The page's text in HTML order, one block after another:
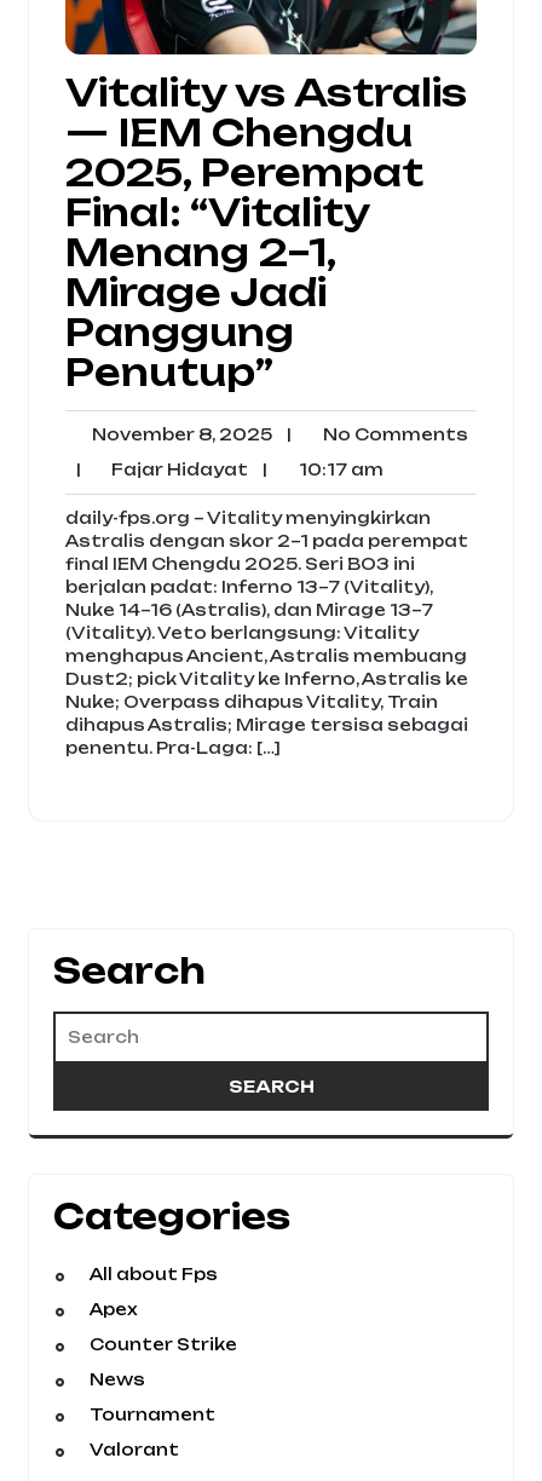
Vitality vs Astralis
— IEM Chengdu
2025, Perempat
Final: “Vitality
Menang 2–1,
Mirage Jadi
Panggung
Penutup”
November 8, 2025November
2025
| No CommentsNo
| Fajar Hidayat Fajar
Hidayat
| 10:17 am10:17
am
daily-fps.org – Vitality menyingkirkan
Astralis dengan skor 2–1 pada perempat
final IEM Chengdu 2025. Seri BO3 ini
berjalan padat: Inferno 13–7 (Vitality),
Nuke 14–16 (Astralis), dan Mirage 13–7
(Vitality). Veto berlangsung: Vitality
menghapus Ancient, Astralis membuang
Dust2; pick Vitality ke Inferno, Astralis ke
Nuke; Overpass dihapus Vitality, Train
dihapus Astralis; Mirage tersisa sebagai
penentu. Pra-Laga: […]
Search
Categories
All about Fps
Apex
Counter Strike
News
Tournament
Valorant